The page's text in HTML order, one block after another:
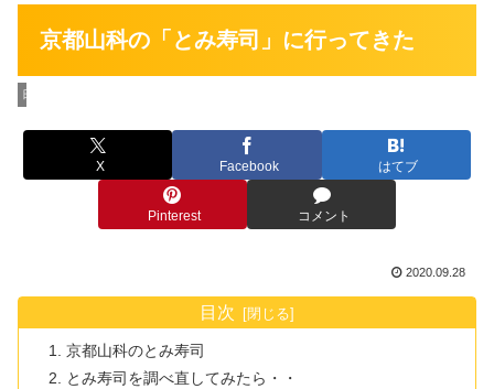
京都山科の「とみ寿司」に行ってきた
日本旅行
X Facebook はてブ
Pinterest コメント
2020.09.28
目次
京都山科のとみ寿司
とみ寿司を調べ直してみたら・・